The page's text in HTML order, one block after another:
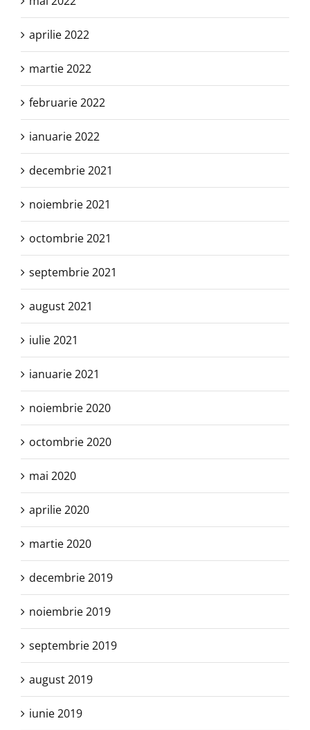
aprilie 2022
martie 2022
februarie 2022
ianuarie 2022
decembrie 2021
noiembrie 2021
octombrie 2021
septembrie 2021
august 2021
iulie 2021
ianuarie 2021
noiembrie 2020
octombrie 2020
mai 2020
aprilie 2020
martie 2020
decembrie 2019
noiembrie 2019
septembrie 2019
august 2019
iunie 2019